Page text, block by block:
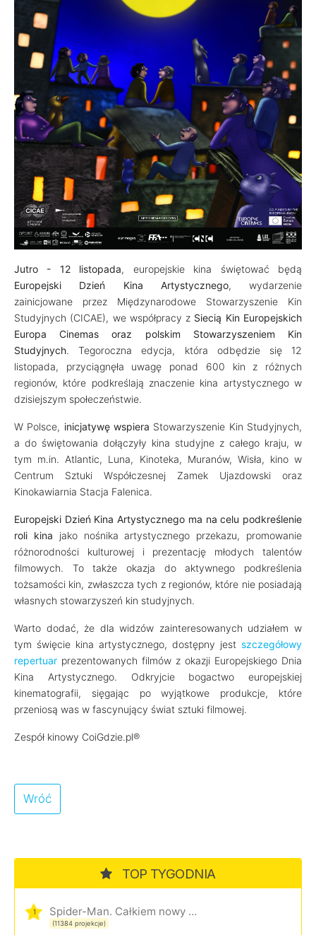
Jutro - 12 listopada, europejskie kina świętować będą
Europejski Dzień Kina Artystycznego, wydarzenie
zainicjowane przez Międzynarodowe Stowarzyszenie Kin
Studyjnych (CICAE), we współpracy z Siecią Kin Europejskich
Europa Cinemas oraz polskim Stowarzyszeniem Kin
Studyjnych. Tegoroczna edycja, która odbędzie się 12
listopada, przyciągnęła uwagę ponad 600 kin z różnych
regionów, które podkreślają znaczenie kina artystycznego w
dzisiejszym społeczeństwie.
W Polsce, inicjatywę wspiera Stowarzyszenie Kin Studyjnych,
a do świętowania dołączyły kina studyjne z całego kraju, w
tym m.in. Atlantic, Luna, Kinoteka, Muranów, Wisła, kino w
Centrum Sztuki Współczesnej Zamek Ujazdowski oraz
Kinokawiarnia Stacja Falenica.
Europejski Dzień Kina Artystycznego ma na celu podkreślenie
roli kina jako nośnika artystycznego przekazu, promowanie
różnorodności kulturowej i prezentację młodych talentów
filmowych. To także okazja do aktywnego podkreślenia
tożsamości kin, zwłaszcza tych z regionów, które nie posiadają
własnych stowarzyszeń kin studyjnych.
Warto dodać, że dla widzów zainteresowanych udziałem w
tym święcie kina artystycznego, dostępny jest szczegółowy
repertuar prezentowanych filmów z okazji Europejskiego Dnia
Kina Artystycznego. Odkryjcie bogactwo europejskiej
kinematografii, sięgając po wyjątkowe produkcje, które
przeniosą was w fascynujący świat sztuki filmowej.
Zespół kinowy CoiGdzie.pl®
Wróć
TOP TYGODNIA
1 Spider-Man. Całkiem nowy dzień
(11384 projekcje)